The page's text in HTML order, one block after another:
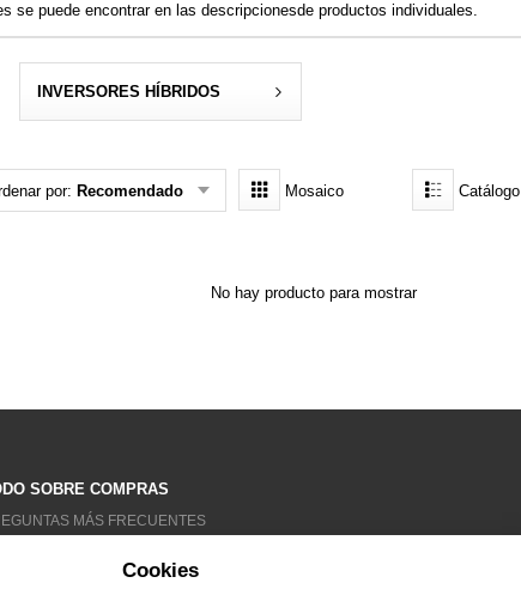
se puede encontrar en las descripcionesde productos individuales.
INVERSORES HÍBRIDOS
por: Recomendado Mosaico Catálogo
No hay producto para mostrar
SOBRE COMPRAS
MÁS FRECUENTES
Cookies